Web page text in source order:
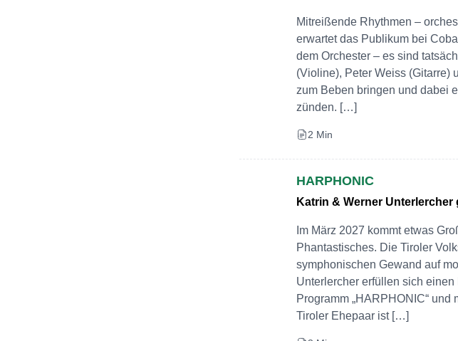
Mitreißende Rhythmen –
erwartet das Publikum bei
dem Orchester – es sind
(Violine), Peter Weiss (Gitarre)
zum Beben bringen und dabei
zünden. […]
2 Min
HARPHONIC
Katrin & Werner
Im März 2027 kommt etwas
Phantastisches. Die Tiroler
symphonischen Gewand auf
Unterlercher erfüllen sich
Programm „HARPHONIC“
Tiroler Ehepaar ist […]